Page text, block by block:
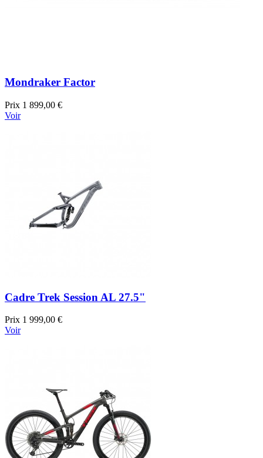
Mondraker Factor
Prix 1 899,00 €
Voir
Cadre Trek Session AL 27.5"
Prix 1 999,00 €
Voir